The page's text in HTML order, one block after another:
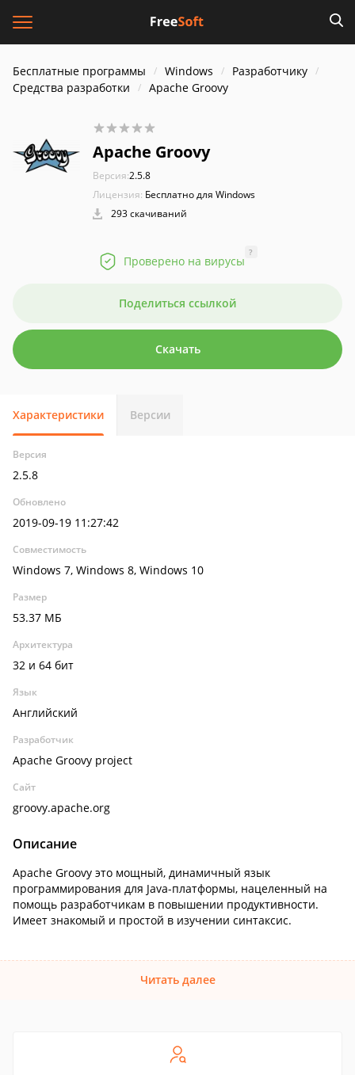
Бесплатные программы Windows
Разработчику
Средства разработки
Apache Groovy
Apache Groovy
Версия:2.5.8
Лицензия: Бесплатно для Windows
293 скачиваний
Проверено на вирусы
?
Поделиться ссылкой
Скачать
Характеристики Версии
Версия
2.5.8
Обновлено
2019-09-19 11:27:42
Совместимость
Windows 7, Windows 8, Windows 10
Размер
53.37 МБ
Архитектура
32 и 64 бит
Язык
Английский
Разработчик
Apache Groovy project
Сайт
groovy.apache.org
Описание
Apache Groovy это мощный, динамичный язык
программирования для Java-платформы, нацеленный на
помощь разработчикам в повышении продуктивности.
Имеет знакомый и простой в изучении синтаксис.
Читать далее